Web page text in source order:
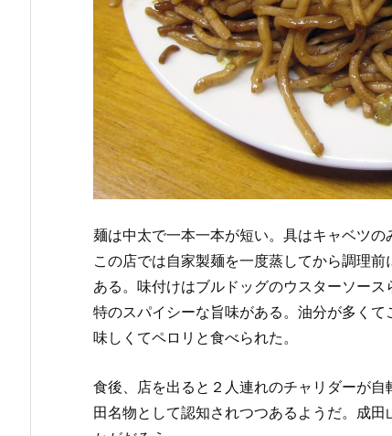
麺は中太で一本一本が短い。具はキャベツの
この店では自家製麺を一度蒸してから調理
ある。味付けはブルドッグのウスターソー
特のスパイシーな旨味がある。油分が多く
味しくてペロリと食べられた。
食後、店を出ると２人連れのチャリダーが
田名物として認知されつつあるようだ。成